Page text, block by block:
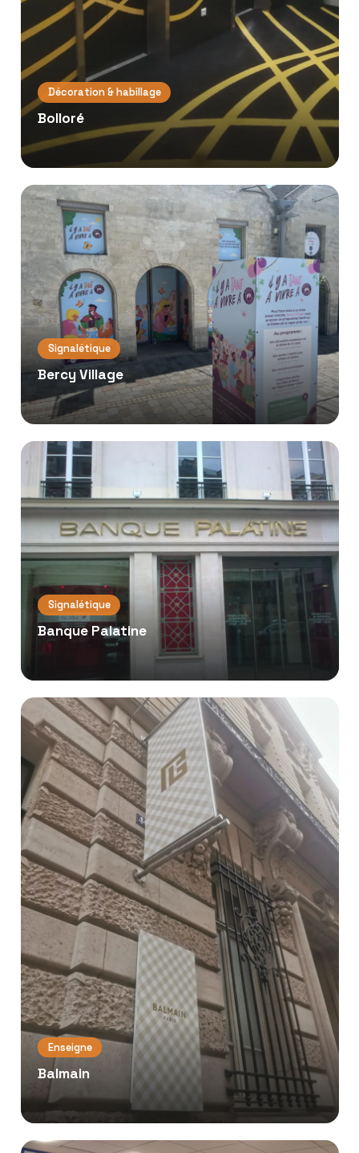
Décoration & habillage
Bolloré
Signalétique
Bercy Village
Signalétique
Banque Palatine
Enseigne
Balmain